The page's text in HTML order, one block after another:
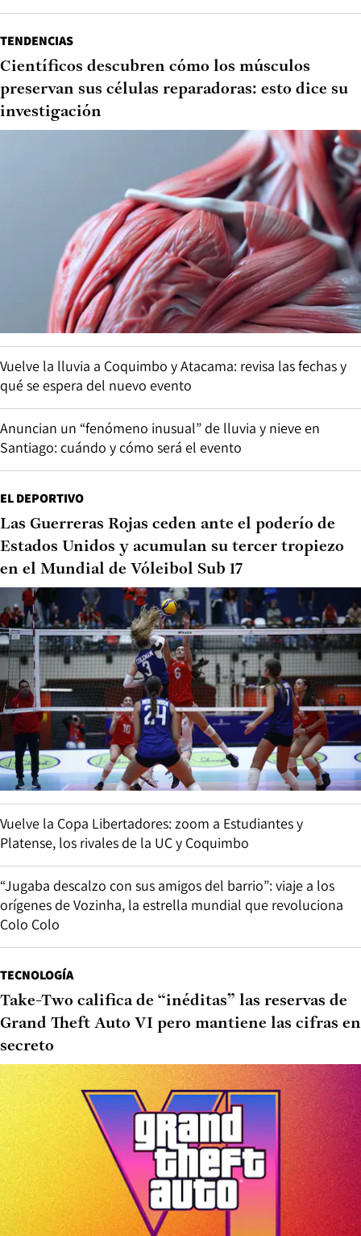
TENDENCIAS
Científicos descubren cómo los músculos
preservan sus células reparadoras: esto dice su
investigación
Vuelve la lluvia a Coquimbo y Atacama: revisa las fechas y
qué se espera del nuevo evento
Anuncian un “fenómeno inusual” de lluvia y nieve en
Santiago: cuándo y cómo será el evento
EL DEPORTIVO
Las Guerreras Rojas ceden ante el poderío de
Estados Unidos y acumulan su tercer tropiezo
en el Mundial de Vóleibol Sub 17
Vuelve la Copa Libertadores: zoom a Estudiantes y
Platense, los rivales de la UC y Coquimbo
“Jugaba descalzo con sus amigos del barrio”: viaje a los
orígenes de Vozinha, la estrella mundial que revoluciona
Colo Colo
TECNOLOGÍA
Take-Two califica de “inéditas” las reservas de
Grand Theft Auto VI pero mantiene las cifras en
secreto